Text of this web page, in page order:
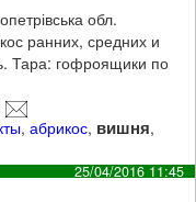
обл.
ранних, средних и
Тара: гофроящики по
,абрикос, вишня,
25/04/2016 11:45